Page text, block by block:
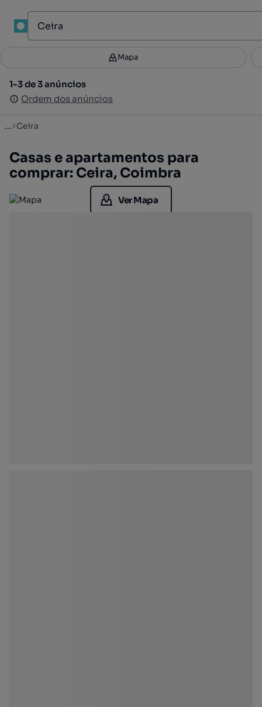
Filtros 1
1-3 de 3 anúncios
Ordem dos anúncios
Mapa
1-3 de 3 anúncios
Ordem dos anúncios
... Ceira
Casas e apartamentos para
comprar: Ceira, Coimbra
Ver Mapa